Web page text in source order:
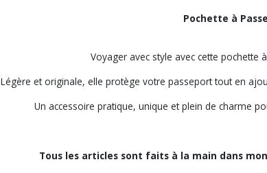
Pochette à
Voyager avec style avec cette pochette
Légère et originale, elle protège votre passeport tout en
Un accessoire pratique, unique et plein de charme
Tous les articles sont faits à la main dans